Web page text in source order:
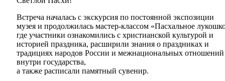
Встреча началась с экскурсия по постоянной экспозиции
музея и продолжилась мастер-классом «Пасхальное
где участники ознакомились с христианской культурой и
историей праздника, расширили знания о праздниках и
традициях народов России и межнациональных отношений
внутри государства,
а также расписали памятный сувенир.